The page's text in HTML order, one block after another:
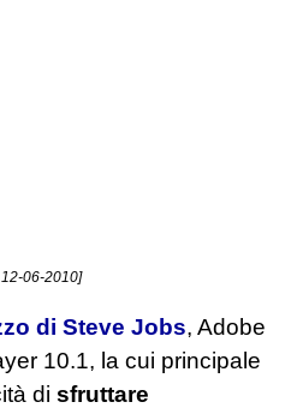
06-2010]
di Steve Jobs, Adobe
10.1, la cui principale
di sfruttare